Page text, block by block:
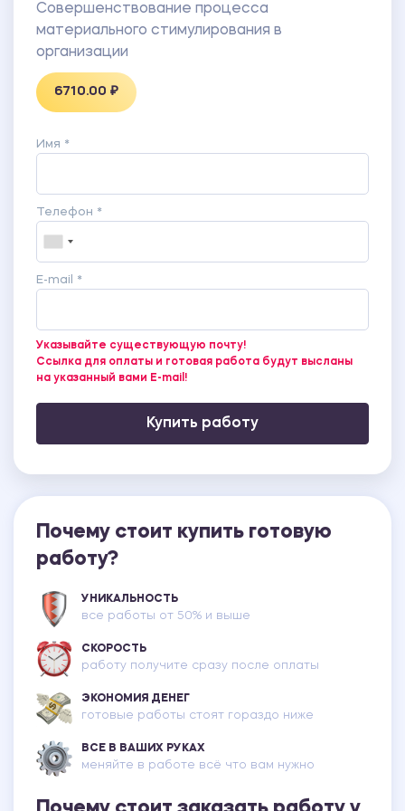
Совершенствование процесса
материального стимулирования в
организации
6710.00 ₽
Имя *
Телефон *
E-mail *
Указывайте существующую почту!
Ссылка для оплаты и готовая работа будут высланы
на указанный вами E-mail!
Купить работу
Почему стоит купить готовую
работу?
УНИКАЛЬНОСТЬ
все работы от 50% и выше
СКОРОСТЬ
работу получите сразу после оплаты
ЭКОНОМИЯ ДЕНЕГ
готовые работы стоят гораздо ниже
ВСЕ В ВАШИХ РУКАХ
меняйте в работе всё что вам нужно